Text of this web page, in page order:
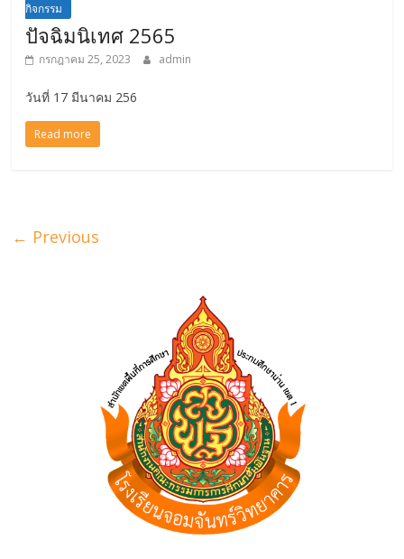
กิจกรรม
ปัจฉิมนิเทศ 2565
กรกฎาคม 25, 2023 admin
วันที่ 17 มีนาคม 256
Read more
← Previous